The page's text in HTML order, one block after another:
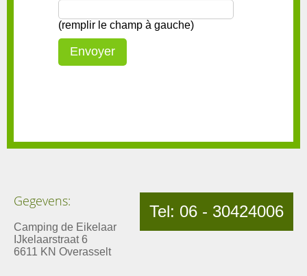
(remplir le champ à gauche)
Tel: 06 - 30424006
Gegevens:
Camping de Eikelaar
IJkelaarstraat 6
6611 KN Overasselt